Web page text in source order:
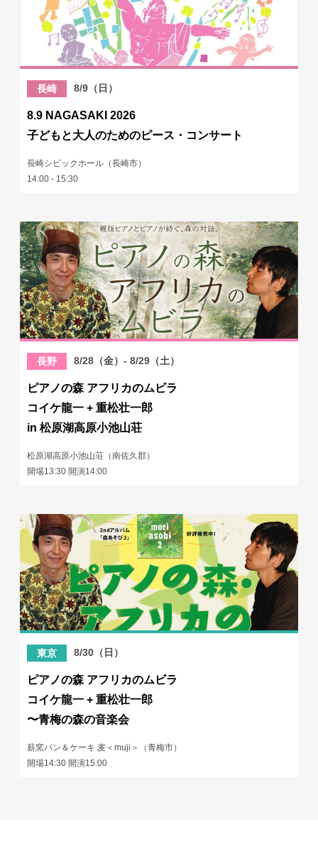
長崎 8/9（日）
8.9 NAGASAKI 2026
子どもと大人のためのピース・コンサート
長崎シビックホール（長崎市）
14:00 - 15:30
長野 8/28（金）- 8/29（土）
ピアノの森 アフリカのムビラ
コイケ龍一 + 重松壮一郎
in 松原湖高原小池山荘
松原湖高原小池山荘（南佐久郡）
開場13:30 開演14:00
東京 8/30（日）
ピアノの森 アフリカのムビラ
コイケ龍一 + 重松壮一郎
〜青梅の森の音楽会
薪窯パン＆ケーキ 麦＜muji＞（青梅市）
開場14:30 開演15:00